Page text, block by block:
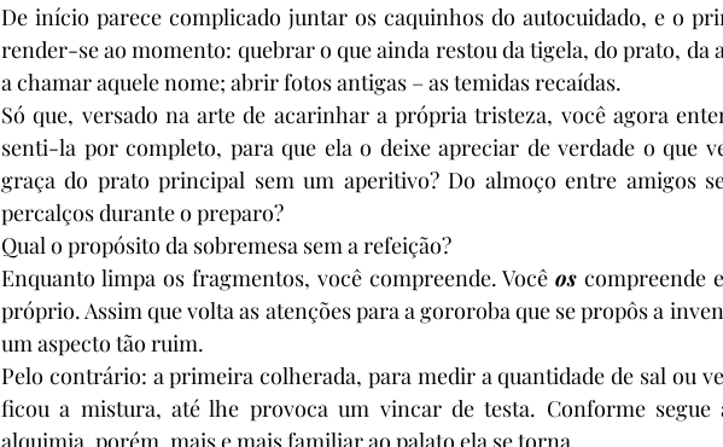
De início parece complicado juntar os caquinhos do autocuidado, e o
render-se ao momento: quebrar o que ainda restou da tigela, do prato, da
a chamar aquele nome; abrir fotos antigas – as temidas recaídas.
Só que, versado na arte de acarinhar a própria tristeza, você agora
senti-la por completo, para que ela o deixe apreciar de verdade o que
graça do prato principal sem um aperitivo? Do almoço entre amigos
percalços durante o preparo?
Qual o propósito da sobremesa sem a refeição?
Enquanto limpa os fragmentos, você compreende. Você os compreende
próprio. Assim que volta as atenções para a gororoba que se propôs a
um aspecto tão ruim.
Pelo contrário: a primeira colherada, para medir a quantidade de sal ou
ficou a mistura, até lhe provoca um vincar de testa. Conforme segue
alquimia, porém, mais e mais familiar ao palato ela se torna.